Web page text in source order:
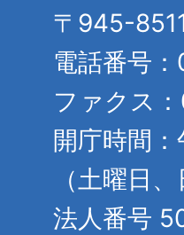
〒945-
電話番号
ファクス
開庁時間
（土曜日
法人番号